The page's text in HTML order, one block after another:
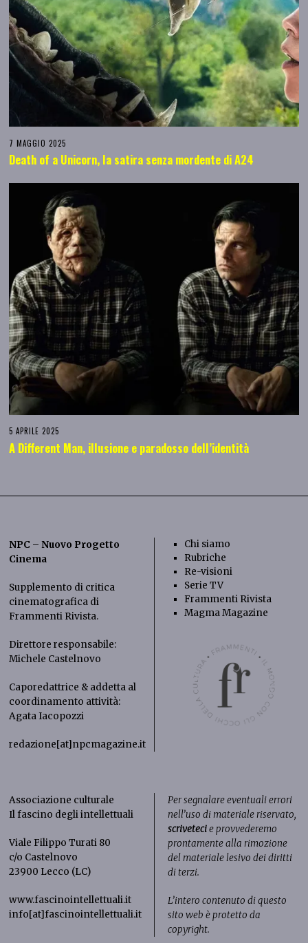
7 MAGGIO 2025
Death of a Unicorn, la satira senza mordente di A24
5 APRILE 2025
A Different Man, illusione e paradosso dell’identità
NPC – Nuovo Progetto
Cinema
Supplemento di critica
cinematografica di
Frammenti Rivista.
Direttore responsabile:
Michele Castelnovo
Caporedattrice & addetta al
coordinamento attività:
Agata Iacopozzi
redazione[at]npcmagazine.it
Chi siamo
Rubriche
Re-visioni
Serie TV
Frammenti Rivista
Magma Magazine
Associazione culturale
Il fascino degli intellettuali
Viale Filippo Turati 80
c/o Castelnovo
23900 Lecco (LC)
www.fascinointellettuali.it
info[at]fascinointellettuali.it
Per segnalare eventuali errori
nell’uso di materiale riservato,
scrivetecie provvederemo
prontamente alla rimozione
del materiale lesivo dei diritti
di terzi.
L’intero contenuto di questo
sito web è protetto da
copyright.